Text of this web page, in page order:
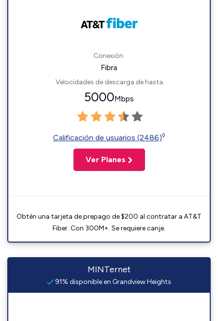
Conexión:
Fibra
Velocidades de descarga de hasta
5000Mbps
Calificación de usuarios (2486)◊
Ver Planes
Obtén una tarjeta de prepago de $200 al contratar a AT&T
Fiber. Con 300M+. Se requiere canje.
MINTernet
91% disponible en Grandview Heights